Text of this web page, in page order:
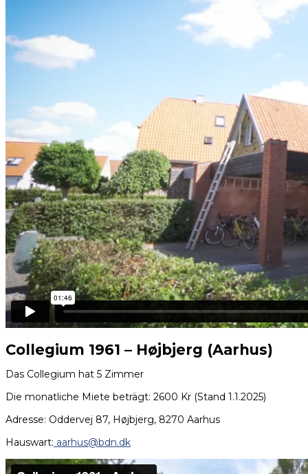
Collegium 1961 – Højbjerg (Aarhus)
Das Collegium hat 5 Zimmer
Die monatliche Miete beträgt: 2600 Kr (Stand 1.1.2025)
Adresse: Oddervej 87, Højbjerg, 8270 Aarhus
Hauswart: aarhus@bdn.dk